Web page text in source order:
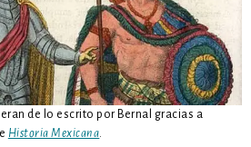
de lo escrito por Bernal gracias a
Historia Mexicana